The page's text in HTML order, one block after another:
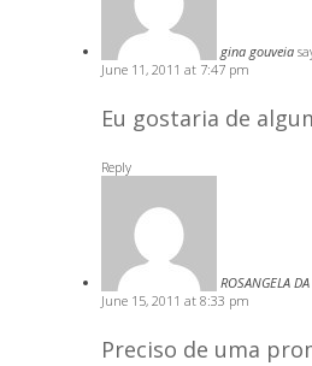
gina gouveia
June 11, 2011 at 7:47 pm
Eu gostaria de
Reply
ROSANGELA
June 15, 2011 at 8:33 pm
Preciso de uma